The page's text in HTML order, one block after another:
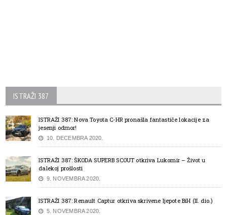
ISTRAŽI 387
ISTRAŽI 387: Nova Toyota C-HR pronašla fantastiče lokacije za
jesenji odmor!
10. DECEMBRA 2020.
ISTRAŽI 387: ŠKODA SUPERB SCOUT otkriva Lukomir – Život u
dalekoj prošlosti
9. NOVEMBRA 2020.
ISTRAŽI 387: Renault Captur otkriva skrivene ljepote BiH (II. dio.)
5. NOVEMBRA 2020.